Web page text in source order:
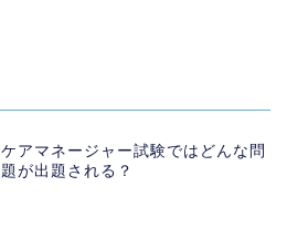
ケアマネージャー試験ではどんな問
題が出題される？